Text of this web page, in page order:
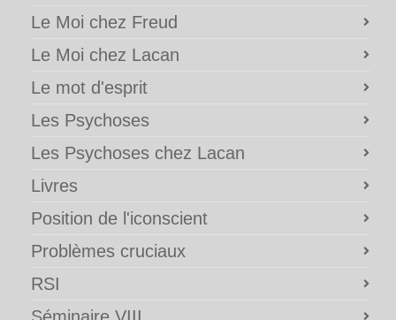
Le Moi chez Freud
Le Moi chez Lacan
Le mot d'esprit
Les Psychoses
Les Psychoses chez Lacan
Livres
Position de l'iconscient
Problèmes cruciaux
RSI
Séminaire VIII